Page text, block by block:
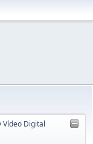
Vídeo Digital